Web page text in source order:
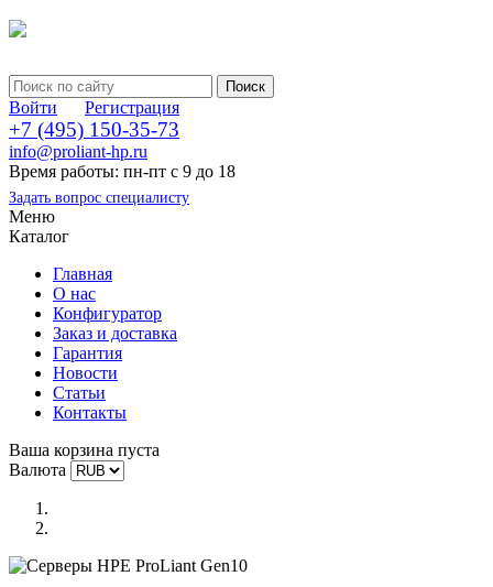
Войти Регистрация
+7 (495) 150-35-73
info@proliant-hp.ru
Время работы: пн-пт с 9 до 18
Задать вопрос специалисту
Меню
Каталог
Главная
О нас
Конфигуратор
Заказ и доставка
Гарантия
Новости
Статьи
Контакты
Ваша корзина пуста
Валюта